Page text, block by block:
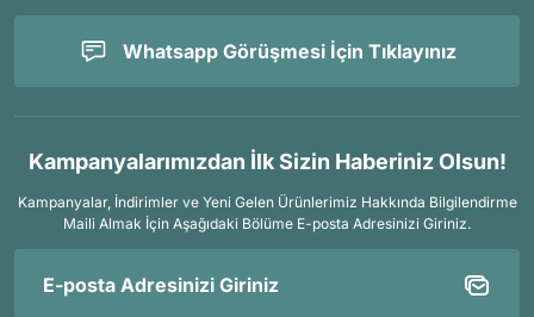
Whatsapp Görüşmesi İçin Tıklayınız
Kampanyalarımızdan İlk Sizin Haberiniz Olsun!
Kampanyalar, İndirimler ve Yeni Gelen Ürünlerimiz Hakkında Bilgilendirme
Maili Almak İçin Aşağıdaki Bölüme E-posta Adresinizi Giriniz.